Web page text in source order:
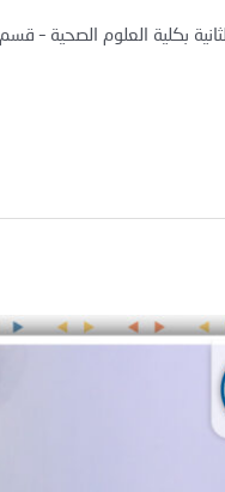
العلوم الصحية – قسم العلوم المخبرية،